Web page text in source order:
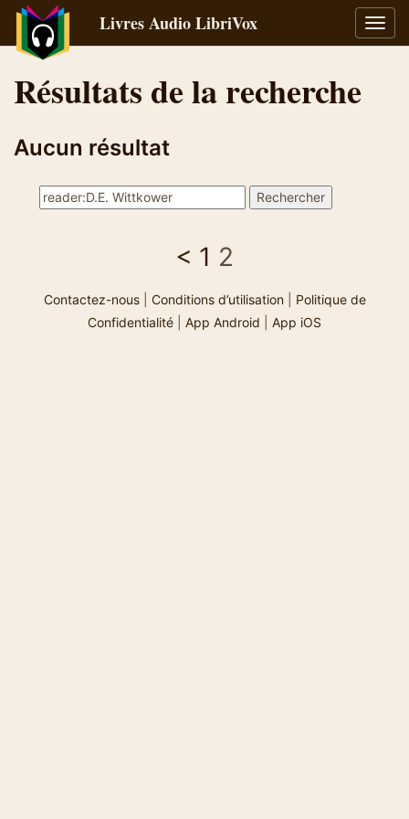
la
Livres Audio LibriVox
Résultats de la recherche
Aucun résultat
< 1 2
Contactez-nous| Conditions d’utilisation| Politique de
Confidentialité
App Android App iOS